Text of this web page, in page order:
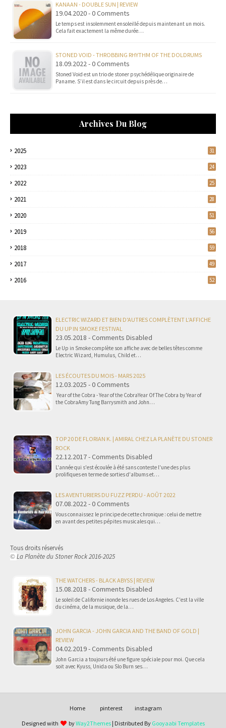
KANAAN - DOUBLE SUN | REVIEW
19.04.2020 - 0 Comments
Le temps est insolemment ensoleillé depuis maintenant un mois.
Cela fait exactement la même durée…
STONED VOID - THROBBING RHYTHM OF THE DOLDRUMS
18.09.2022 - 0 Comments
Stoned Void est un trio de stoner psychédélique originaire de
Paname. S’il est dans le circuit depuis près de…
Archives Du Blog
2025 31
2023 24
2022 25
2021 28
2020 51
2019 56
2018 59
2017 49
2016 52
ELECTRIC WIZARD ET BIEN D'AUTRES COMPLÈTENT L'AFFICHE
DU UP IN SMOKE FESTIVAL
23.05.2018 - Comments Disabled
Le Up in Smoke complète son affiche avec de belles têtes comme
Electric Wizard, Humulus, Child et…
LES ÉCOUTES DU MOIS - MARS 2025
12.03.2025 - 0 Comments
Year of the Cobra - Year of the CobraYear Of The Cobra by Year of
the CobraAmy Tung Barrysmith and John…
TOP 20 DE FLORIAN K. | AMIRAL CHEZ LA PLANÈTE DU STONER
ROCK
22.12.2017 - Comments Disabled
L'année qui s'est écoulée à été sans conteste l'une des plus
prolifiques en terme de sorties d'albums et…
LES AVENTURIERS DU FUZZ PERDU - AOÛT 2022
07.08.2022 - 0 Comments
Vous connaissez le principe de cette chronique : celui de mettre
en avant des petites pépites musicales qui…
Tous droits réservés
© La Planète du Stoner Rock 2016-2025
THE WATCHERS - BLACK ABYSS | REVIEW
15.08.2018 - Comments Disabled
Le soleil de Californie inonde les rues de Los Angeles. C'est la ville
du cinéma, de la musique, de la…
JOHN GARCIA - JOHN GARCIA AND THE BAND OF GOLD |
REVIEW
04.02.2019 - Comments Disabled
John Garcia a toujours été une figure spéciale pour moi. Que cela
soit avec Kyuss, Unida ou Slo Burn ses…
Home pinterest
instagram
Designed with
byWay2Themes| Distributed By Gooyaabi Templates